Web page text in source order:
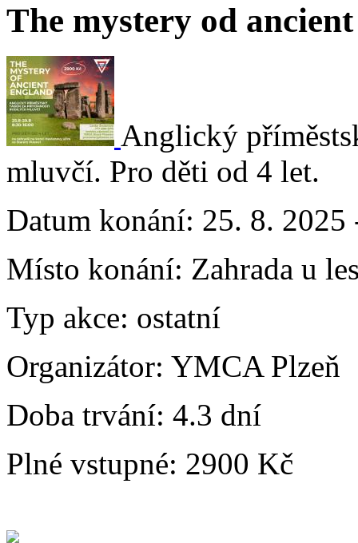
The mystery od
Anglický
mluvčí. Pro děti od 4 let.
Datum konání: 25. 8. 2025
Místo konání: Zahrada u
Typ akce: ostatní
Organizátor: YMCA Plzeň
Doba trvání: 4.3 dní
Plné vstupné: 2900 Kč